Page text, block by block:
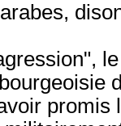
promis